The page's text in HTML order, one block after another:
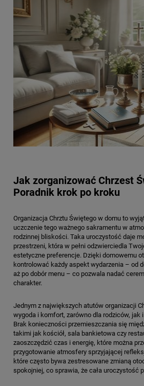
Jak zorganizować Chrzest
Poradnik krok po kroku
Organizacja Chrztu Świętego w domu to
uczczenie tego ważnego sakramentu w
rodzinnej bliskości. Taka uroczystość daje
przestrzeni, która w pełni odzwierciedla
estetyczne preferencje. Dzięki domowemu
kontrolować każdy aspekt wydarzenia – od
aż po dobór menu – co pozwala nadać
charakter.
Jednym z największych atutów organizacji
wygoda i komfort, zarówno dla rodziców, jak
Brak konieczności przemieszczania się
takimi jak kościół, sala bankietowa czy
zaoszczędzić czas i energię, które można
przygotowanie atmosfery sprzyjającej
które często bywa zestresowane zmianą
spokojniej, co sprawia, że cała uroczystość